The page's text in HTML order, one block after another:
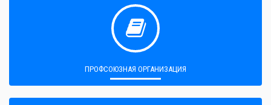
ПРОФСОЮЗНАЯ ОРГАНИЗАЦИЯ